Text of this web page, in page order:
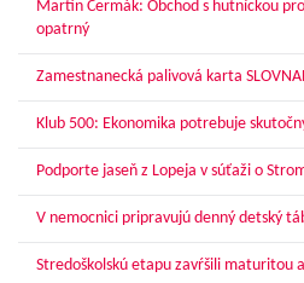
Martin Čermák: Obchod s hutníckou
opatrný
Zamestnanecká palivová karta
Klub 500: Ekonomika potrebuje
Podporte jaseň z Lopeja v súťaži o
V nemocnici pripravujú denný detský
Stredoškolskú etapu zavŕšili maturitou